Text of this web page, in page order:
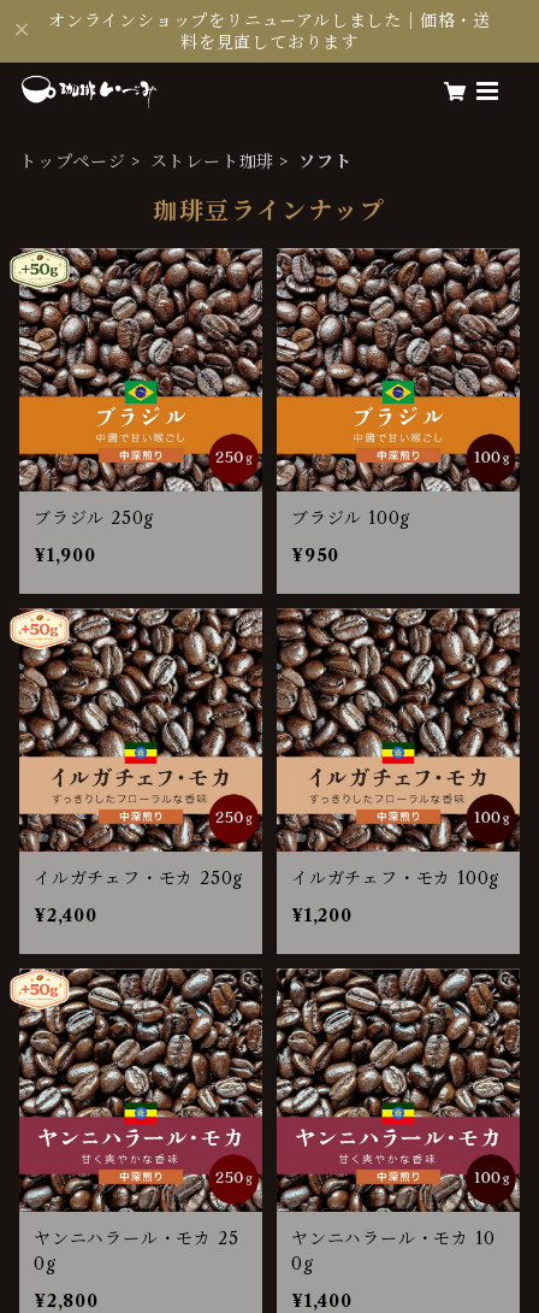
オンラインショップをリニューアルしました｜価格・送
料を見直しております
トップページ ストレート珈琲 ソフト
珈琲豆ラインナップ
ブラジル 250g
¥1,900
ブラジル 100g
¥950
イルガチェフ・モカ 250g
¥2,400
イルガチェフ・モカ 100g
¥1,200
ヤンニハラール・モカ 25
0g
¥2,800
ヤンニハラール・モカ 10
0g
¥1,400